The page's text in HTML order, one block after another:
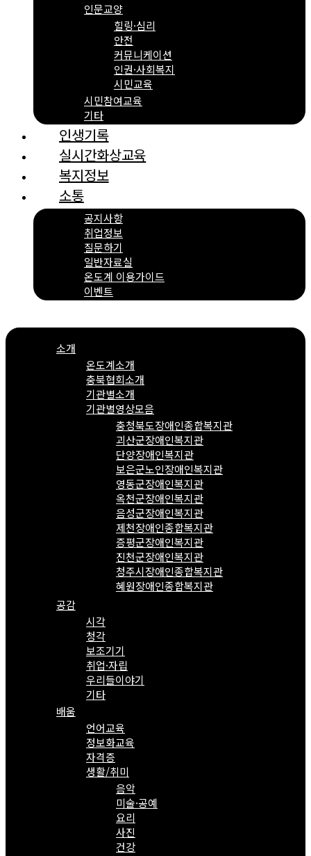
인문교양
힐링·심리
안전
커뮤니케이션
인권·사회복지
시민교육
시민참여교육
기타
인생기록
실시간화상교육
복지정보
소통
공지사항
취업정보
질문하기
일반자료실
온도계 이용가이드
이벤트
소개
온도계소개
충북협회소개
기관별소개
기관별영상모음
충청북도장애인종합복지관
괴산군장애인복지관
단양장애인복지관
보은군노인장애인복지관
영동군장애인복지관
옥천군장애인복지관
음성군장애인복지관
제천장애인종합복지관
증평군장애인복지관
진천군장애인복지관
청주시장애인종합복지관
혜원장애인종합복지관
공감
시각
청각
보조기기
취업·자립
우리들이야기
기타
배움
언어교육
정보화교육
자격증
생활/취미
음악
미술·공예
요리
사진
건강